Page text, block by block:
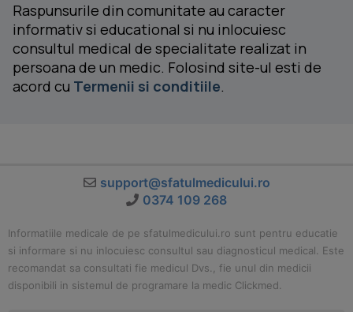
Raspunsurile din comunitate au caracter
informativ si educational si nu inlocuiesc
consultul medical de specialitate realizat in
persoana de un medic. Folosind site-ul esti de
acord cu Termenii si conditiile.
support@sfatulmedicului.ro
0374 109 268
Informatiile medicale de pe sfatulmedicului.ro sunt pentru educatie
si informare si nu inlocuiesc consultul sau diagnosticul medical. Este
recomandat sa consultati fie medicul Dvs., fie unul din medicii
disponibili in sistemul de programare la medic Clickmed.